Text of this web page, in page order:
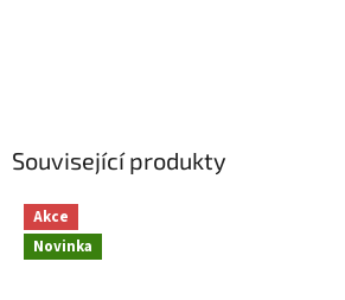
Související produkty
Akce
Novinka